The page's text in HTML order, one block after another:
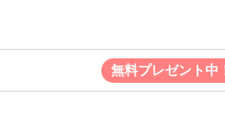
無料プレゼント中